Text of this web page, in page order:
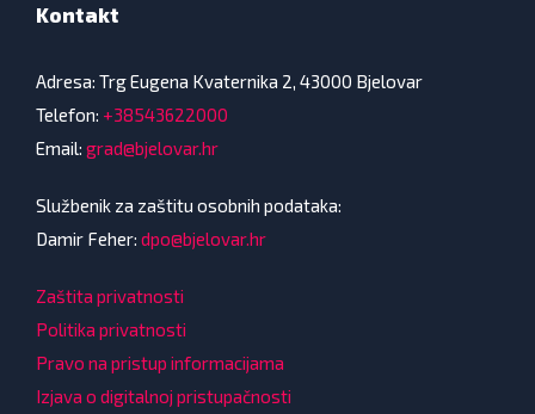
Kontakt
Adresa: Trg Eugena Kvaternika 2, 43000 Bjelovar
Telefon: +38543622000
Email: grad@bjelovar.hr
Službenik za zaštitu osobnih podataka:
Damir Feher: dpo@bjelovar.hr
Zaštita privatnosti
Politika privatnosti
Pravo na pristup informacijama
Izjava o digitalnoj pristupačnosti